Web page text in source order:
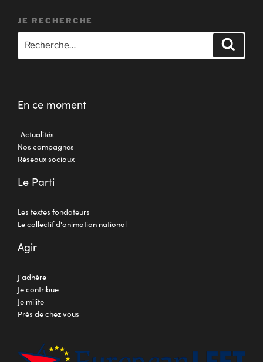
JE RECHERCHE
En ce moment
Actualités
Nos campagnes
Réseaux sociaux
Le Parti
Les textes fondateurs
Le collectif d'animation national
Agir
J'adhère
Je contribue
Je milite
Près de chez vous